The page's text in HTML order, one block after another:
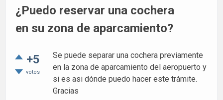
¿Puedo reservar una cochera
en su zona de aparcamiento?
+5
votos
Se puede separar una cochera previamente
en la zona de aparcamiento del aeropuerto y
si es asi dónde puedo hacer este trámite.
Gracias